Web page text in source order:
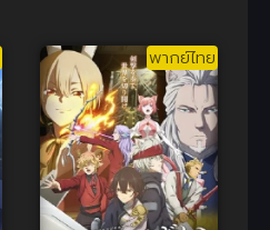
คน ภาค 1
พากย์ไทย